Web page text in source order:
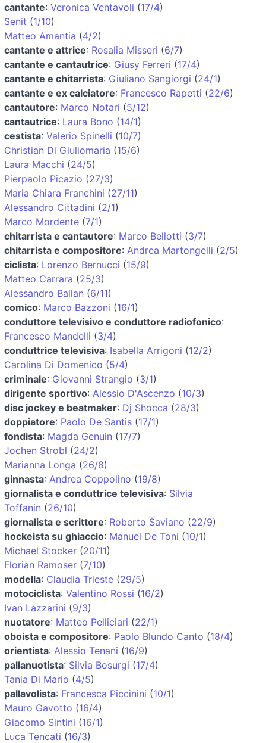
cantante: Veronica Ventavoli (17/4)
Senit (1/10)
Matteo Amantia (4/2)
cantante e attrice: Rosalia Misseri (6/7)
cantante e cantautrice: Giusy Ferreri (17/4)
cantante e chitarrista: Giuliano Sangiorgi (24/1)
cantante e ex calciatore: Francesco Rapetti (22/6)
cantautore: Marco Notari (5/12)
cantautrice: Laura Bono (14/1)
cestista: Valerio Spinelli (10/7)
Christian Di Giuliomaria (15/6)
Laura Macchi (24/5)
Pierpaolo Picazio (27/3)
Maria Chiara Franchini (27/11)
Alessandro Cittadini (2/1)
Marco Mordente (7/1)
chitarrista e cantautore: Marco Bellotti (3/7)
chitarrista e compositore: Andrea Martongelli (2/5)
ciclista: Lorenzo Bernucci (15/9)
Matteo Carrara (25/3)
Alessandro Ballan (6/11)
comico: Marco Bazzoni (16/1)
conduttore televisivo e conduttore radiofonico:
Francesco Mandelli (3/4)
conduttrice televisiva: Isabella Arrigoni (12/2)
Carolina Di Domenico (5/4)
criminale: Giovanni Strangio (3/1)
dirigente sportivo: Alessio D'Ascenzo (10/3)
disc jockey e beatmaker: Dj Shocca (28/3)
doppiatore: Paolo De Santis (17/1)
fondista: Magda Genuin (17/7)
Jochen Strobl (24/2)
Marianna Longa (26/8)
ginnasta: Andrea Coppolino (19/8)
giornalista e conduttrice televisiva: Silvia
Toffanin (26/10)
giornalista e scrittore: Roberto Saviano (22/9)
hockeista su ghiaccio: Manuel De Toni (10/1)
Michael Stocker (20/11)
Florian Ramoser (7/10)
modella: Claudia Trieste (29/5)
motociclista: Valentino Rossi (16/2)
Ivan Lazzarini (9/3)
nuotatore: Matteo Pelliciari (22/1)
oboista e compositore: Paolo Blundo Canto (18/4)
orientista: Alessio Tenani (16/9)
pallanuotista: Silvia Bosurgi (17/4)
Tania Di Mario (4/5)
pallavolista: Francesca Piccinini (10/1)
Mauro Gavotto (16/4)
Giacomo Sintini (16/1)
Luca Tencati (16/3)